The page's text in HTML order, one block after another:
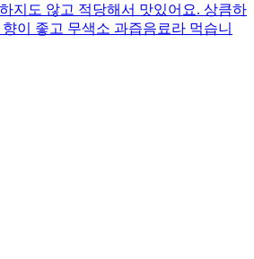
지도 않고 적당해서 맛있어요. 상큼하
이 좋고 무색소 과즙음료라 먹습니